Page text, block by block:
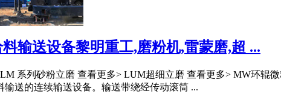
输送设备黎明重工,磨粉机,雷蒙磨,超 ...
系列砂粉立磨 查看更多> LUM超细立磨 查看更多> MW环辊
送的连续输送设备。输送带绕经传动滚筒 ...